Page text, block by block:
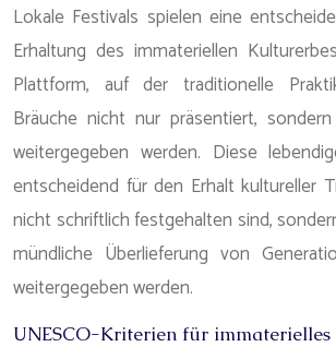
Lokale Festivals spielen eine
Erhaltung des immateriellen
Plattform, auf der traditionelle
Bräuche nicht nur präsentiert,
weitergegeben werden. Diese
entscheidend für den Erhalt kultureller
nicht schriftlich festgehalten sind,
mündliche Überlieferung von
weitergegeben werden.
UNESCO-Kriterien für